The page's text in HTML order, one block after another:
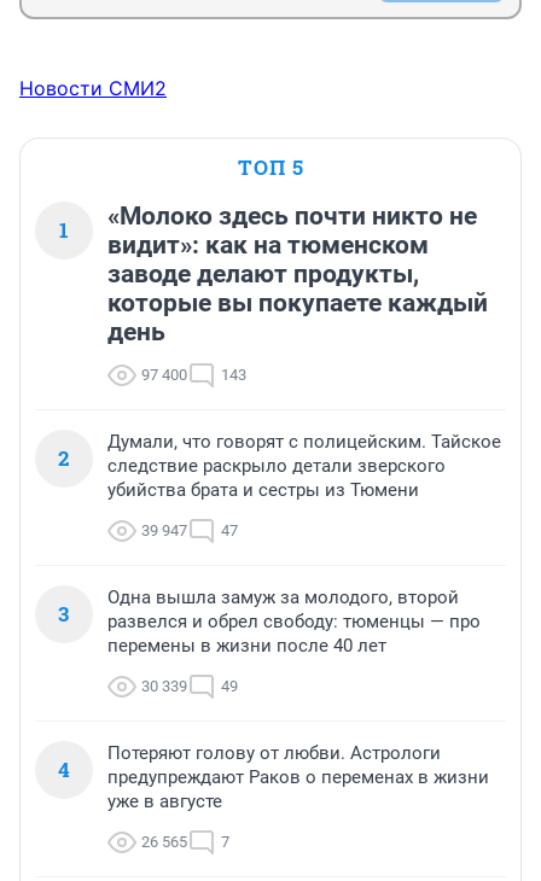
Новости СМИ2
ТОП 5
1
«Молоко здесь почти никто не
видит»: как на тюменском
заводе делают продукты,
которые вы покупаете каждый
день
97 400 143
2
Думали, что говорят с полицейским. Тайское
следствие раскрыло детали зверского
убийства брата и сестры из Тюмени
39 947 47
3
Одна вышла замуж за молодого, второй
развелся и обрел свободу: тюменцы — про
перемены в жизни после 40 лет
30 339 49
4
Потеряют голову от любви. Астрологи
предупреждают Раков о переменах в жизни
уже в августе
26 565 7